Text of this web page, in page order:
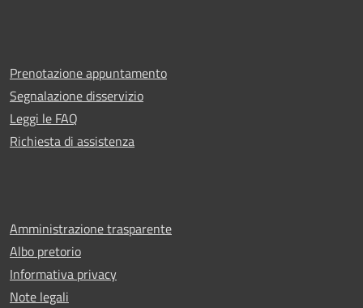
Prenotazione appuntamento
Segnalazione disservizio
Leggi le FAQ
Richiesta di assistenza
Amministrazione trasparente
Albo pretorio
Informativa privacy
Note legali